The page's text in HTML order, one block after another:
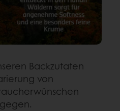
Backzutaten
von